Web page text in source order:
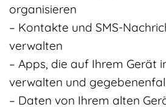
organisieren
– Kontakte und SMS-
verwalten
– Apps, die auf Ihrem Gerät
verwalten und
– Daten von Ihrem alten